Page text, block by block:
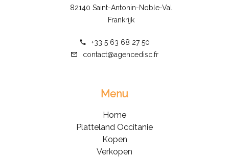
82140 Saint-Antonin-Noble-Val
Frankrijk
+33 5 63 68 27 50
contact@agencedisc.fr
Menu
Home
Platteland Occitanie
Kopen
Verkopen